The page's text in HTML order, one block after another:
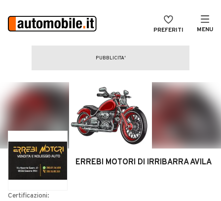
PREFERITI MENU
CERCA
Auto usate
Auto Nuove
Noleggio a lungo termine
Auto d'epoca
MAGAZINE
ACCEDI
ERREBI MOTORI DI IRRIBARRA AVILA
Certificazioni: